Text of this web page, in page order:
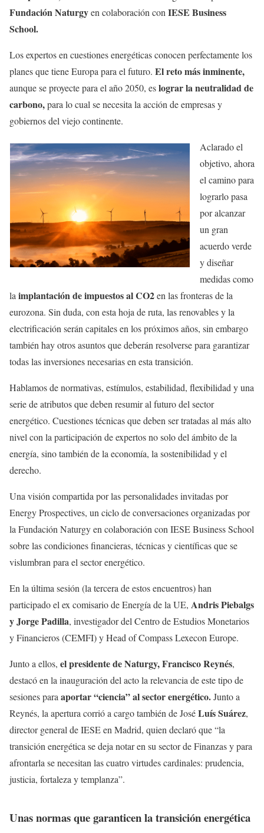
Fundación Naturgyen colaboración con IESE Business
School.
Los expertos en cuestiones energéticas conocen perfectamente los
planes que tiene Europa para el futuro. El reto más inminente,
aunque se proyecte para el año 2050, eslograr la neutralidad de
carbono,para lo cual se necesita la acción de empresas y
gobiernos del viejo continente.
Aclarado el
objetivo, ahora
el camino para
lograrlo pasa
por alcanzar
un gran
acuerdo verde
y diseñar
medidas como
la implantación de impuestos al CO2en las fronteras de la
eurozona. Sin duda, con esta hoja de ruta, las renovables y la
electrificación serán capitales en los próximos años, sin embargo
también hay otros asuntos que deberán resolverse para garantizar
todas las inversiones necesarias en esta transición.
Hablamos de normativas, estímulos, estabilidad, flexibilidad y una
serie de atributos que deben resumir al futuro del sector
energético. Cuestiones técnicas que deben ser tratadas al más alto
nivel con la participación de expertos no solo del ámbito de la
energía, sino también de la economía, la sostenibilidad y el
derecho.
Una visión compartida por las personalidades invitadas por
Energy Prospectives, un ciclo de conversaciones organizadas por
la Fundación Naturgy en colaboración con IESE Business School
sobre las condiciones financieras, técnicas y científicas que se
vislumbran para el sector energético.
En la última sesión (la tercera de estos encuentros) han
participado el ex comisario de Energía de la UE, Andris Piebalgs
y Jorge Padilla, investigador del Centro de Estudios Monetarios
y Financieros (CEMFI) y Head of Compass Lexecon Europe.
Junto a ellos, el presidente de Naturgy, Francisco Reynés,
destacó en la inauguración del acto la relevancia de este tipo de
sesiones para aportar “ciencia” al sector energético.Junto a
Reynés, la apertura corrió a cargo también de JoséLuís Suárez,
director general de IESE en Madrid, quien declaró que “la
transición energética se deja notar en su sector de Finanzas y para
afrontarla se necesitan las cuatro virtudes cardinales: prudencia,
justicia, fortaleza y templanza”.
Unas normas que garanticen la transición energética